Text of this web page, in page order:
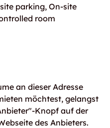
parking, On-site
room
an dieser Adresse
möchtest, gelangst
Knopf auf der
des Anbieters.